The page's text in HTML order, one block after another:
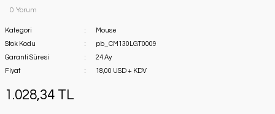
0 Yorum
Kategori
Mouse
Stok Kodu
pb_CM130LGT0009
Garanti Süresi
24 Ay
Fiyat
18,00 USD + KDV
1.028,34 TL